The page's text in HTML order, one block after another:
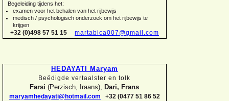
Begeleiding tijdens het:
examen voor het behalen van het rijbewijs
medisch / psychologisch onderzoek om het rijbewijs te
krijgen
+32 (0)498 57 51 15 martabica007@gmail.com
HEDAYATI Maryam
Beëdigde vertaalster en tolk
Farsi(Perzisch, Iraans), Dari, Frans
maryamhedayati@hotmail.com
+32 (0477 51 86 52